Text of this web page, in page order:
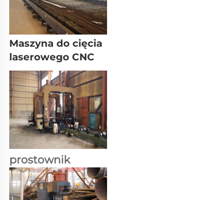
Maszyna do cięcia
laserowego CNC
prostownik